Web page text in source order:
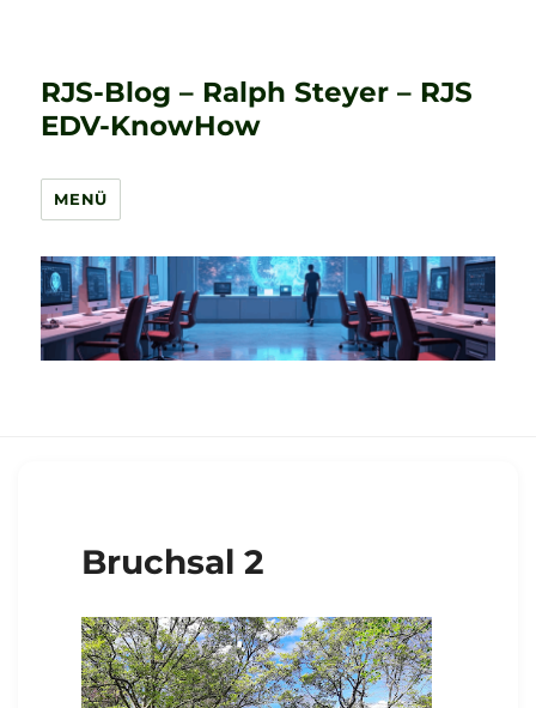
RJS-Blog – Ralph Steyer – RJS
EDV-KnowHow
MENÜ
Bruchsal 2